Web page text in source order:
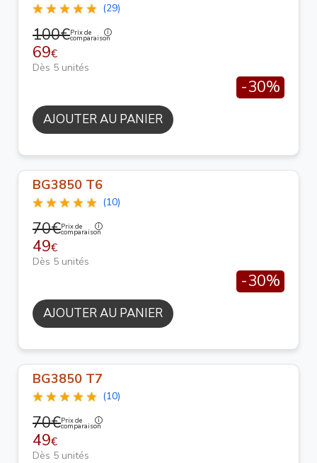
(29)
100€Prix de
comparaison
69€
Dès 5 unités
-30%
AJOUTER AU PANIER
BG3850 T6
(10)
70€Prix de
comparaison
49€
Dès 5 unités
-30%
AJOUTER AU PANIER
BG3850 T7
(10)
70€Prix de
comparaison
49€
Dès 5 unités